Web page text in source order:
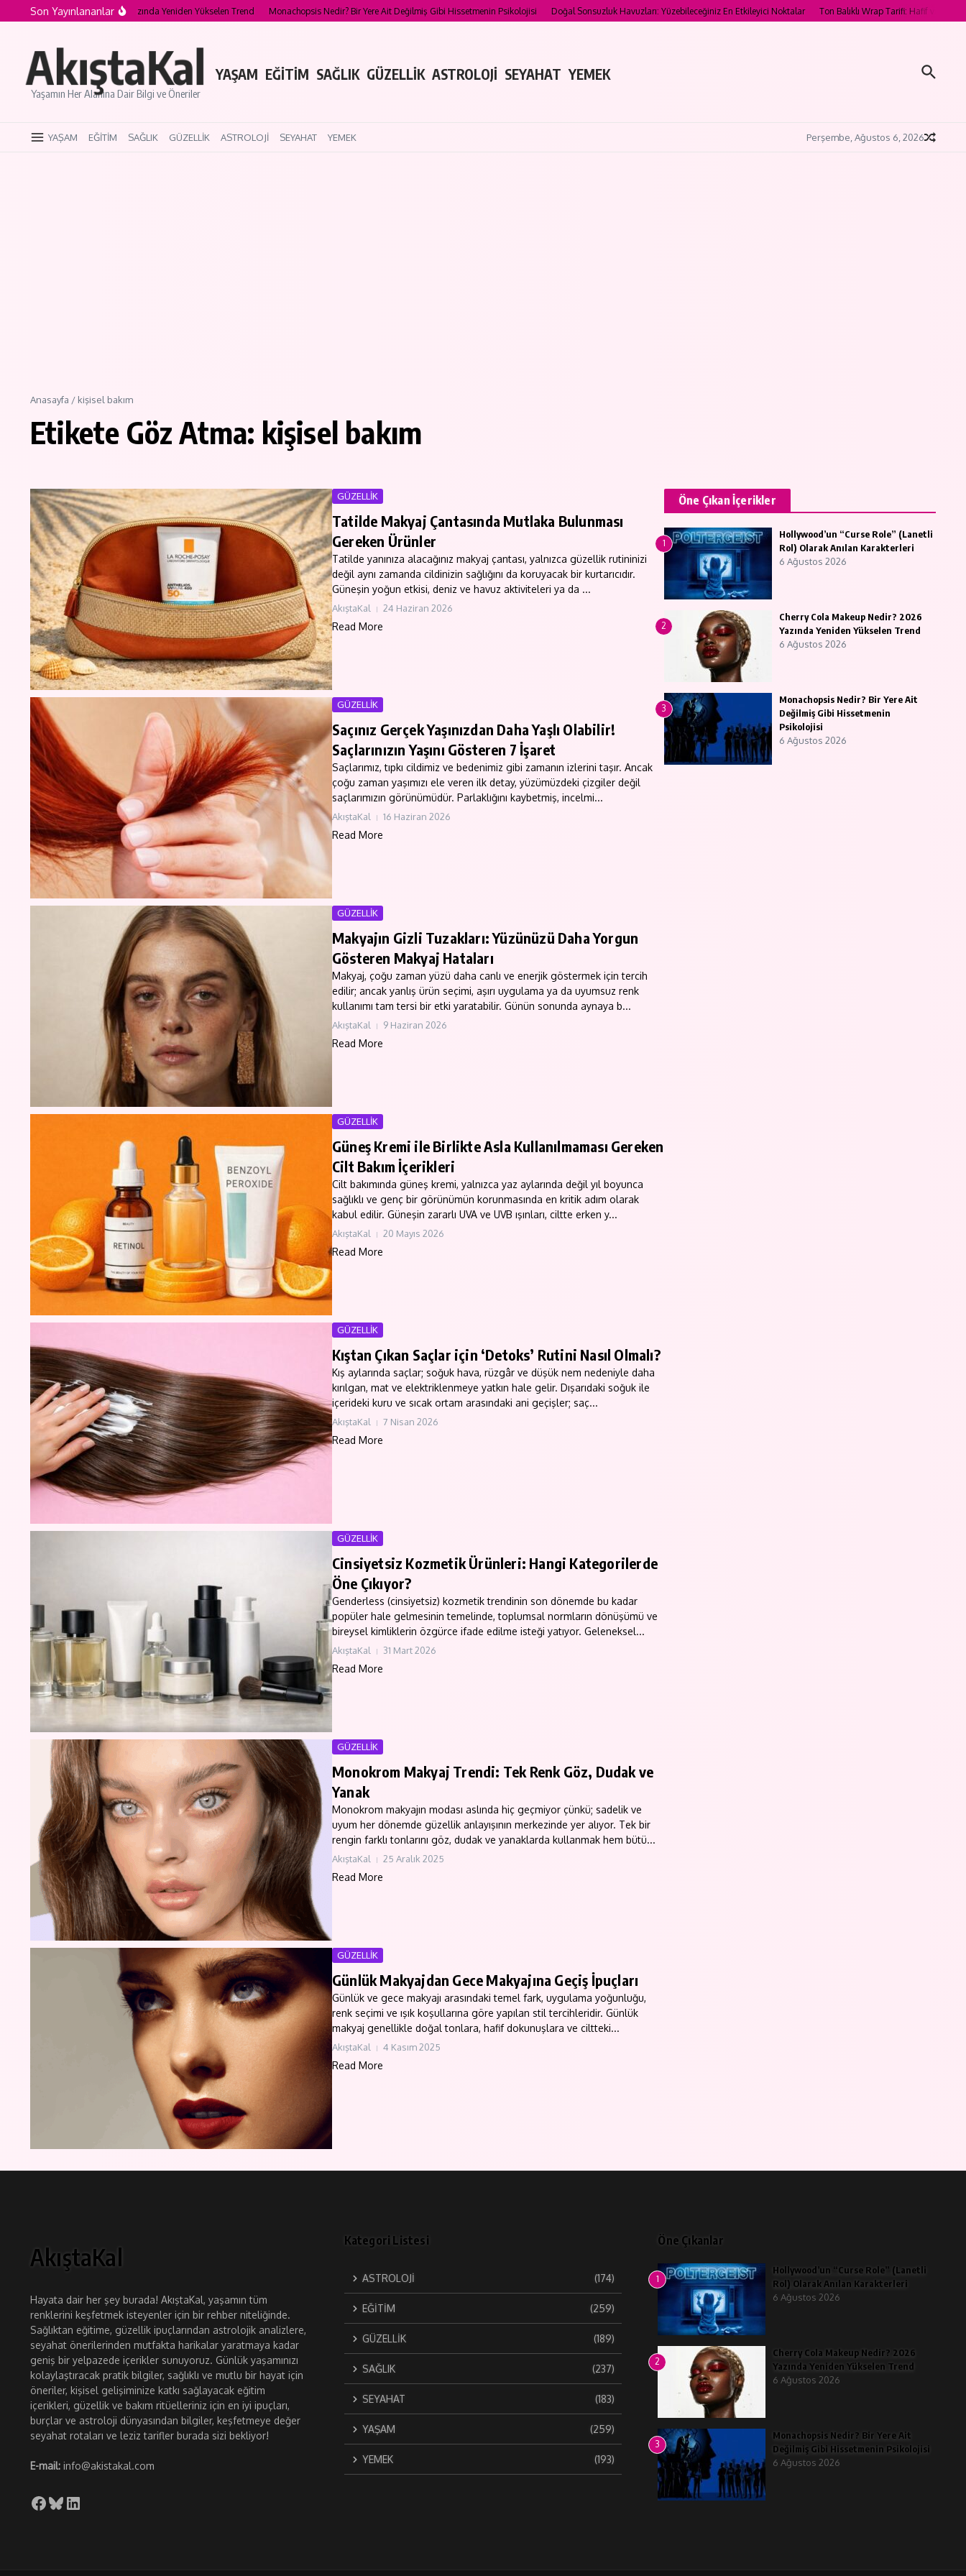
İçeriğe atlaSon Yayınlananlar
Nedir? 2026 Yazında Yeniden Yükselen Trend Monachopsis Nedir? Bir Yere Ait Değilmiş Gibi Hissetmenin Psikolojisi Doğal Sonsuzluk Havuzları: Yüzebileceğiniz En Etkileyici Noktalar Ton Balıklı Wrap Tarifi: Hafif ve Doyurucu Öğün
AkıştaKal
Yaşamın Her Alanına Dair Bilgi ve Öneriler
YAŞAM EĞİTİM SAĞLIK GÜZELLİK ASTROLOJİ SEYAHAT YEMEK
YAŞAM EĞİTİM SAĞLIK GÜZELLİK ASTROLOJİ SEYAHAT YEMEK Perşembe, Ağustos 6, 2026
Anasayfa / kişisel bakım
Etikete Göz Atma: kişisel bakım
GÜZELLİK
Tatilde Makyaj Çantasında Mutlaka Bulunması
Gereken Ürünler
Tatilde yanınıza alacağınız makyaj çantası, yalnızca güzellik rutininizi
değil aynı zamanda cildinizin sağlığını da koruyacak bir kurtarıcıdır.
Güneşin yoğun etkisi, deniz ve havuz aktiviteleri ya da ...
AkıştaKal 24 Haziran 2026
Read More
GÜZELLİK
Saçınız Gerçek Yaşınızdan Daha Yaşlı Olabilir!
Saçlarınızın Yaşını Gösteren 7 İşaret
Saçlarımız, tıpkı cildimiz ve bedenimiz gibi zamanın izlerini taşır. Ancak
çoğu zaman yaşımızı ele veren ilk detay, yüzümüzdeki çizgiler değil
saçlarımızın görünümüdür. Parlaklığını kaybetmiş, incelmi...
AkıştaKal 16 Haziran 2026
Read More
GÜZELLİK
Makyajın Gizli Tuzakları: Yüzünüzü Daha Yorgun
Gösteren Makyaj Hataları
Makyaj, çoğu zaman yüzü daha canlı ve enerjik göstermek için tercih
edilir; ancak yanlış ürün seçimi, aşırı uygulama ya da uyumsuz renk
kullanımı tam tersi bir etki yaratabilir. Günün sonunda aynaya b...
AkıştaKal 9 Haziran 2026
Read More
GÜZELLİK
Güneş Kremi ile Birlikte Asla Kullanılmaması Gereken
Cilt Bakım İçerikleri
Cilt bakımında güneş kremi, yalnızca yaz aylarında değil yıl boyunca
sağlıklı ve genç bir görünümün korunmasında en kritik adım olarak
kabul edilir. Güneşin zararlı UVA ve UVB ışınları, ciltte erken y...
AkıştaKal 20 Mayıs 2026
Read More
GÜZELLİK
Kıştan Çıkan Saçlar için ‘Detoks’ Rutini Nasıl Olmalı?
Kış aylarında saçlar; soğuk hava, rüzgâr ve düşük nem nedeniyle daha
kırılgan, mat ve elektriklenmeye yatkın hale gelir. Dışarıdaki soğuk ile
içerideki kuru ve sıcak ortam arasındaki ani geçişler; saç...
AkıştaKal 7 Nisan 2026
Read More
GÜZELLİK
Cinsiyetsiz Kozmetik Ürünleri: Hangi Kategorilerde
Öne Çıkıyor?
Genderless (cinsiyetsiz) kozmetik trendinin son dönemde bu kadar
popüler hale gelmesinin temelinde, toplumsal normların dönüşümü ve
bireysel kimliklerin özgürce ifade edilme isteği yatıyor. Geleneksel...
AkıştaKal 31 Mart 2026
Read More
GÜZELLİK
Monokrom Makyaj Trendi: Tek Renk Göz, Dudak ve
Yanak
Monokrom makyajın modası aslında hiç geçmiyor çünkü; sadelik ve
uyum her dönemde güzellik anlayışının merkezinde yer alıyor. Tek bir
rengin farklı tonlarını göz, dudak ve yanaklarda kullanmak hem bütü...
AkıştaKal 25 Aralık 2025
Read More
GÜZELLİK
Günlük Makyajdan Gece Makyajına Geçiş İpuçları
Günlük ve gece makyajı arasındaki temel fark, uygulama yoğunluğu,
renk seçimi ve ışık koşullarına göre yapılan stil tercihleridir. Günlük
makyaj genellikle doğal tonlara, hafif dokunuşlara ve ciltteki...
AkıştaKal 4 Kasım 2025
Read More
Öne Çıkan İçerikler
1
Hollywood’un “Curse Role” (Lanetli
Rol) Olarak Anılan Karakterleri
6 Ağustos 2026
2
Cherry Cola Makeup Nedir? 2026
Yazında Yeniden Yükselen Trend
6 Ağustos 2026
3
Monachopsis Nedir? Bir Yere Ait
Değilmiş Gibi Hissetmenin
Psikolojisi
6 Ağustos 2026
AkıştaKal
Hayata dair her şey burada! AkıştaKal, yaşamın tüm
renklerini keşfetmek isteyenler için bir rehber niteliğinde.
Sağlıktan eğitime, güzellik ipuçlarından astrolojik analizlere,
seyahat önerilerinden mutfakta harikalar yaratmaya kadar
geniş bir yelpazede içerikler sunuyoruz. Günlük yaşamınızı
kolaylaştıracak pratik bilgiler, sağlıklı ve mutlu bir hayat için
öneriler, kişisel gelişiminize katkı sağlayacak eğitim
içerikleri, güzellik ve bakım ritüelleriniz için en iyi ipuçları,
burçlar ve astroloji dünyasından bilgiler, keşfetmeye değer
seyahat rotaları ve leziz tarifler burada sizi bekliyor!
E-mail: info@akistakal.com
Facebook
Bluesky
LinkedIn
Kategori Listesi
ASTROLOJİ (174)
EĞİTİM (259)
GÜZELLİK (189)
SAĞLIK (237)
SEYAHAT (183)
YAŞAM (259)
YEMEK (193)
Öne Çıkanlar
1
Hollywood’un “Curse Role” (Lanetli
Rol) Olarak Anılan Karakterleri
6 Ağustos 2026
2
Cherry Cola Makeup Nedir? 2026
Yazında Yeniden Yükselen Trend
6 Ağustos 2026
3
Monachopsis Nedir? Bir Yere Ait
Değilmiş Gibi Hissetmenin Psikolojisi
6 Ağustos 2026